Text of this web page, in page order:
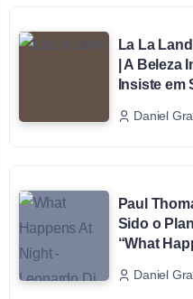
La La
| A Beleza
Insiste em
Daniel
Paul
Sido o
“What
Daniel